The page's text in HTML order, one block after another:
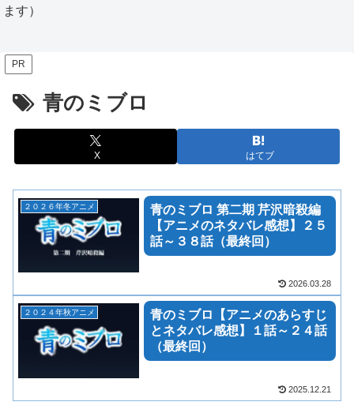
ます）
PR
青のミブロ
X はてブ
２０２６年冬アニメ
青のミブロ 第二期 芹沢暗殺編
【アニメのネタバレ感想】２５
話～３８話（最終回）
2026.03.28
２０２４年秋アニメ
青のミブロ【アニメのあらすじ
とネタバレ感想】１話～２４話
（最終回）
2025.12.21